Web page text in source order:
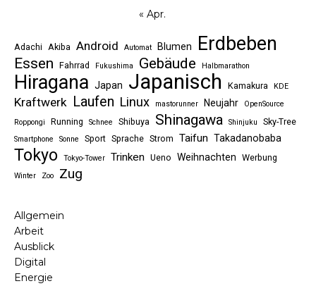
« Apr.
Adachi Akiba Android Automat Blumen Erdbeben
Essen Fahrrad Fukushima Gebäude Halbmarathon
Hiragana Japan Japanisch Kamakura KDE
Kraftwerk Laufen Linux mastorunner Neujahr
OpenSource
Roppongi
Running Schnee Shibuya Shinagawa Shinjuku Sky-Tree
Smartphone Sonne Sport Sprache Strom Taifun Takadanobaba
Tokyo Tokyo-Tower Trinken Ueno Weihnachten Werbung
Winter Zoo Zug
Allgemein
Arbeit
Ausblick
Digital
Energie